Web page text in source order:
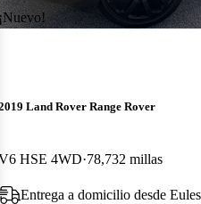
Land Rover Range Rover
HSE 4WD 78,732 millas
Entrega a domicilio desde